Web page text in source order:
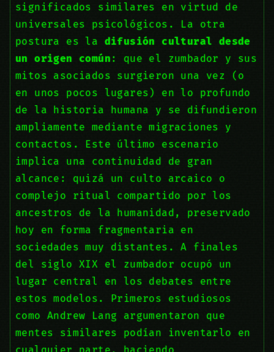
significados similares en virtud de
universales psicológicos. La otra
postura es la difusión cultural desde
un origen común : que el zumbador y sus
mitos asociados surgieron una vez (o
en unos pocos lugares) en lo profundo
de la historia humana y se difundieron
ampliamente mediante migraciones y
contactos. Este último escenario
implica una continuidad de gran
alcance: quizá un culto arcaico o
complejo ritual compartido por los
ancestros de la humanidad, preservado
hoy en forma fragmentaria en
sociedades muy distantes. A finales
del siglo XIX el zumbador ocupó un
lugar central en los debates entre
estos modelos. Primeros estudiosos
como Andrew Lang argumentaron que
mentes similares podían inventarlo en